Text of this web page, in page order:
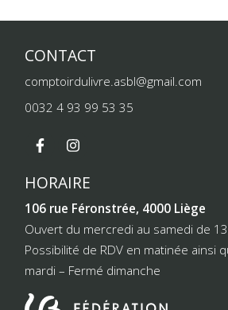
CONTACT
comptoirdulivre.asbl@gmail.com
0032 4 93 99 53 35
HORAIRE
106 rue Féronstrée, 4000 Liège
Ouvert du mercredi au samedi de
Possibilité de RDV en matinée ainsi
mardi – Fermé dimanche